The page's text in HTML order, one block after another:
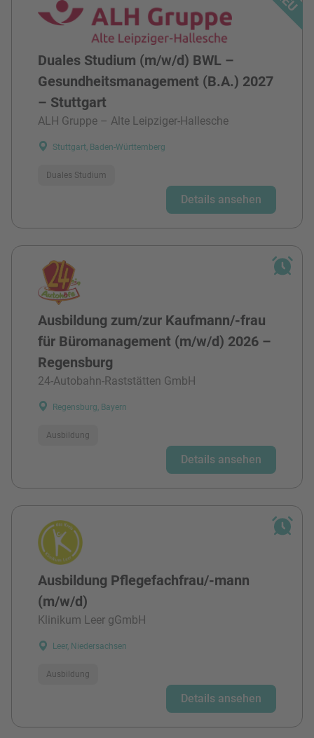
Duales Studium (m/w/d) BWL –
Gesundheitsmanagement (B.A.) 2027
– Stuttgart
ALH Gruppe – Alte Leipziger-Hallesche
Stuttgart, Baden-Württemberg
Duales Studium
Details ansehen
Ausbildung zum/zur Kaufmann/-frau
für Büromanagement (m/w/d) 2026 –
Regensburg
24-Autobahn-Raststätten GmbH
Regensburg, Bayern
Ausbildung
Details ansehen
Ausbildung Pflegefachfrau/-mann
(m/w/d)
Klinikum Leer gGmbH
Leer, Niedersachsen
Ausbildung
Details ansehen